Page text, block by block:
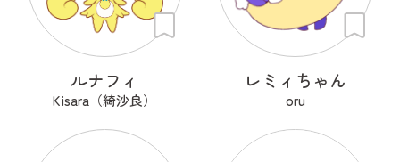
ルナフィ
Kisara（綺沙良）
レミィちゃん
oru